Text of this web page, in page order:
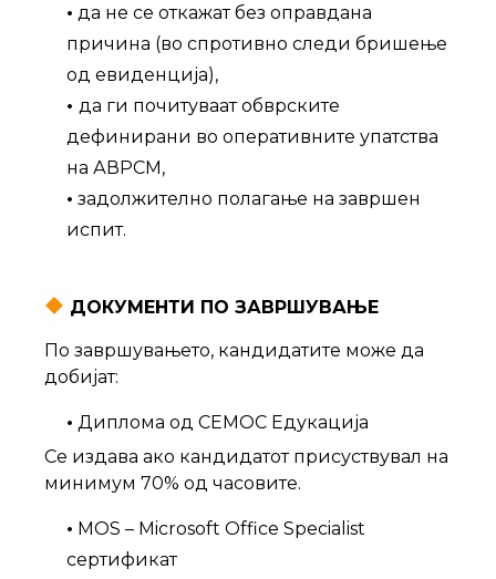
• да не се откажат без оправдана
причина (во спротивно следи бришење
од евиденција),
• да ги почитуваат обврските
дефинирани во оперативните упатства
на АВРСМ,
• задолжително полагање на завршен
испит.
ДОКУМЕНТИ ПО ЗАВРШУВАЊЕ
По завршувањето, кандидатите може да
добијат:
• Диплома од СЕМОС Едукација
Се издава ако кандидатот присуствувал на
минимум 70% од часовите.
• MOS – Microsoft Office Specialist
сертификат